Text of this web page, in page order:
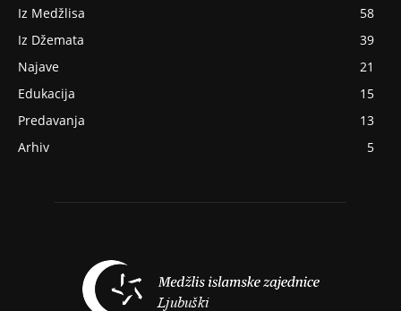
Iz Medžlisa
58
Iz Džemata
39
Najave
21
Edukacija
15
Predavanja
13
Arhiv
5